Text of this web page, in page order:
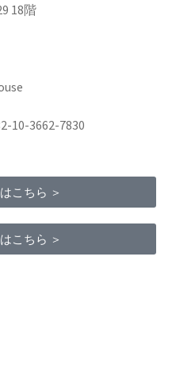
18階
10-3662-7830
こちら ＞
こちら ＞